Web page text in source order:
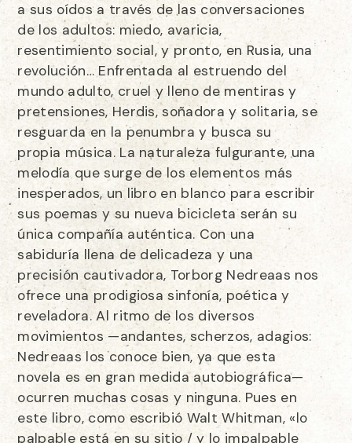
a sus oídos a través de las conversaciones
de los adultos: miedo, avaricia,
resentimiento social, y pronto, en Rusia, una
revolución… Enfrentada al estruendo del
mundo adulto, cruel y lleno de mentiras y
pretensiones, Herdis, soñadora y solitaria, se
resguarda en la penumbra y busca su
propia música. La naturaleza fulgurante, una
melodía que surge de los elementos más
inesperados, un libro en blanco para escribir
sus poemas y su nueva bicicleta serán su
única compañía auténtica. Con una
sabiduría llena de delicadeza y una
precisión cautivadora, Torborg Nedreaas nos
ofrece una prodigiosa sinfonía, poética y
reveladora. Al ritmo de los diversos
movimientos —andantes, scherzos, adagios:
Nedreaas los conoce bien, ya que esta
novela es en gran medida autobiográfica—
ocurren muchas cosas y ninguna. Pues en
este libro, como escribió Walt Whitman, «lo
palpable está en su sitio / y lo impalpable